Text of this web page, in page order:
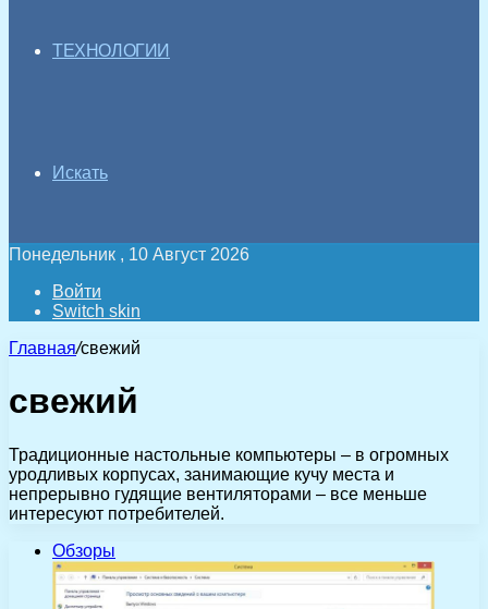
ТЕХНОЛОГИИ
Искать
Понедельник , 10 Август 2026
Войти
Switch skin
Главная/свежий
свежий
Традиционные настольные компьютеры – в огромных
уродливых корпусах, занимающие кучу места и
непрерывно гудящие вентиляторами – все меньше
интересуют потребителей.
Обзоры